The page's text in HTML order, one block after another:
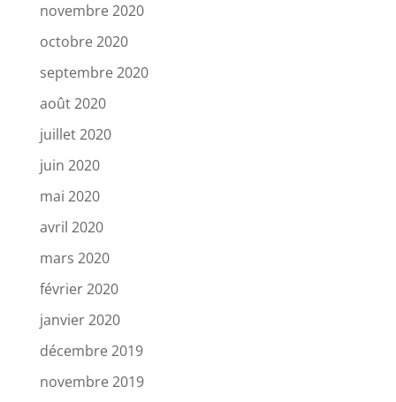
novembre 2020
octobre 2020
septembre 2020
août 2020
juillet 2020
juin 2020
mai 2020
avril 2020
mars 2020
février 2020
janvier 2020
décembre 2019
novembre 2019